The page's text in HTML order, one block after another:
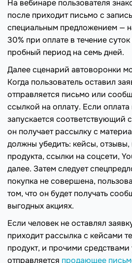
На вебинаре пользователя
после приходит письмо с
специальным предложением —
30% при оплате в течение
пробный период на семь дней.
Далее сценарий автоворонки
Когда пользователь оставил
отправляется письмо или
ссылкой на оплату. Если
запускается соответствующий
он получает рассылку с
должны убедить: кейсы,
продукта, ссылки на соцсети,
далее. Затем следует
покупка не совершена,
том, что он будет получать
выгодных акциях.
Если человек не оставлял
приходит рассылка с кейсами
продукт, и прочими
отправляется продающее